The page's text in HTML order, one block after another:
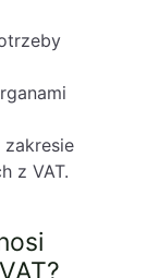
z VAT.